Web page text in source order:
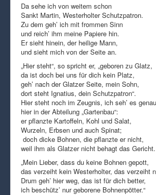
Da sehe ich von weitem schon
Sankt Martin, Westerholter Schutzpatron.
Zu dem geh’ ich mit frommen Sinn
und reich’ ihm meine Papiere hin.
Er sieht hinein, der heilige Mann,
und sieht mich von der Seite an.
„Hier steht“, so spricht er, „geboren zu Glatz,
da ist doch bei uns für dich kein Platz,
geh’ nach der Glatzer Seite, mein Sohn,
dort steht Ignatius, dein Schutzpatron“.
Hier steht noch im Zeugnis, ich seh’ es
hier in der Abteilung „Gartenbau“:
er pflanzte Kartoffeln, Kohl und Salat,
Wurzeln, Erbsen und auch Spinat;
doch dicke Bohnen, die pflanzte er nicht,
weil ihm als Glatzer nicht behagt das Gericht.
„Mein Lieber, dass du keine Bohnen gepott,
das verzeiht kein Westerholter, das verzeiht
Drum geh’ hier weg, das ist für dich better,
ich beschütz’ nur geborene Bohnenpötter.“